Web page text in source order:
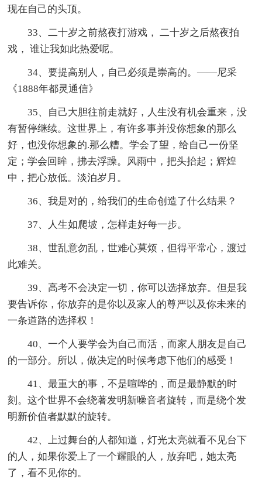
现在自己的头顶。
33、二十岁之前熬夜打游戏， 二十岁之后熬夜拍
戏， 谁让我如此热爱呢。
34、要提高别人，自己必须是崇高的。——尼采
《1888年都灵通信》
35、自己大胆往前走就好，人生没有机会重来，没
有暂停继续。这世界上，有许多事并没你想象的那么
好，也没你想象的.那么糟。学会了望，给自己一份坚
定；学会回眸，拂去浮躁。风雨中，把头抬起；辉煌
中，把心放低。淡泊岁月。
36、我是对的，给我们的生命创造了什么结果？
37、人生如爬坡，怎样走好每一步。
38、世乱意勿乱，世难心莫烦，但得平常心，渡过
此难关。
39、高考不会决定一切，你可以选择放弃。但是我
要告诉你，你放弃的是你以及家人的尊严以及你未来的
一条道路的选择权！
40、一个人要学会为自己而活，而家人朋友是自己
的一部分。所以，做决定的时候考虑下他们的感受！
41、最重大的事，不是喧哗的，而是最静默的时
刻。这个世界不会绕著发明新噪音者旋转，而是绕个发
明新价值者默默的旋转。
42、上过舞台的人都知道，灯光太亮就看不见台下
的人，如果你爱上了一个耀眼的人，放弃吧，她太亮
了，看不见你的。